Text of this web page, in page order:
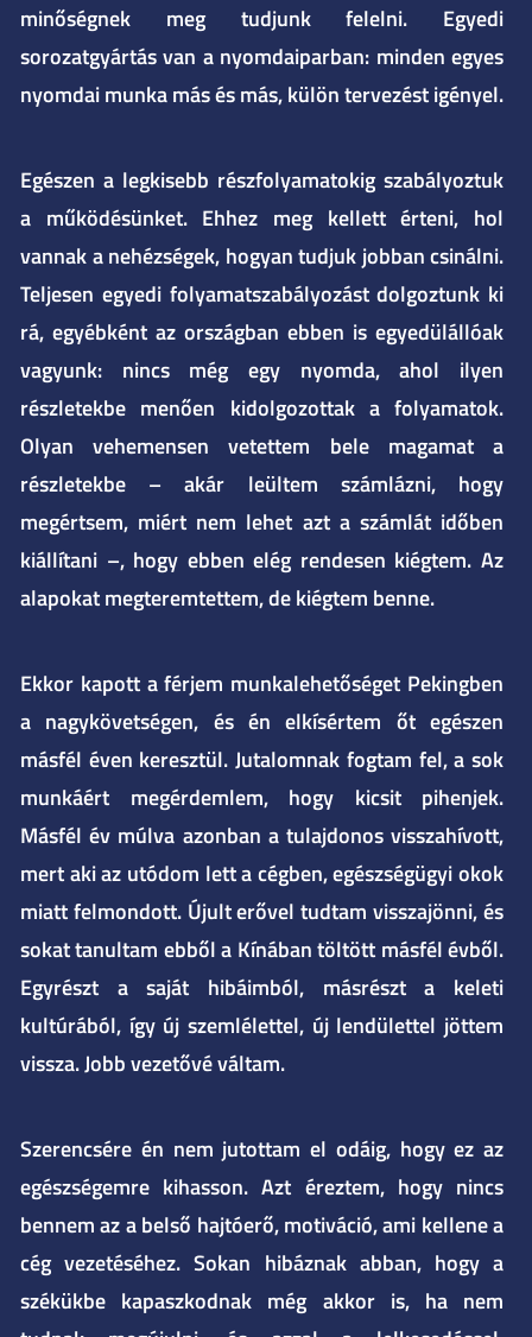
minőségnek meg tudjunk felelni. Egyedi
sorozatgyártás van a nyomdaiparban: minden egyes
nyomdai munka más és más, külön tervezést igényel.
Egészen a legkisebb részfolyamatokig szabályoztuk
a működésünket. Ehhez meg kellett érteni, hol
vannak a nehézségek, hogyan tudjuk jobban csinálni.
Teljesen egyedi folyamatszabályozást dolgoztunk ki
rá, egyébként az országban ebben is egyedülállóak
vagyunk: nincs még egy nyomda, ahol ilyen
részletekbe menően kidolgozottak a folyamatok.
Olyan vehemensen vetettem bele magamat a
részletekbe – akár leültem számlázni, hogy
megértsem, miért nem lehet azt a számlát időben
kiállítani –, hogy ebben elég rendesen kiégtem. Az
alapokat megteremtettem, de kiégtem benne.
Ekkor kapott a férjem munkalehetőséget Pekingben
a nagykövetségen, és én elkísértem őt egészen
másfél éven keresztül. Jutalomnak fogtam fel, a sok
munkáért megérdemlem, hogy kicsit pihenjek.
Másfél év múlva azonban a tulajdonos visszahívott,
mert aki az utódom lett a cégben, egészségügyi okok
miatt felmondott. Újult erővel tudtam visszajönni, és
sokat tanultam ebből a Kínában töltött másfél évből.
Egyrészt a saját hibáimból, másrészt a keleti
kultúrából, így új szemlélettel, új lendülettel jöttem
vissza. Jobb vezetővé váltam.
Szerencsére én nem jutottam el odáig, hogy ez az
egészségemre kihasson. Azt éreztem, hogy nincs
bennem az a belső hajtóerő, motiváció, ami kellene a
cég vezetéséhez. Sokan hibáznak abban, hogy a
székükbe kapaszkodnak még akkor is, ha nem